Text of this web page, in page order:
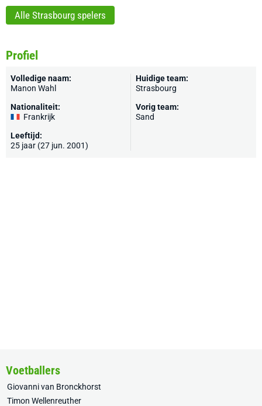
Alle Strasbourg spelers
Profiel
Volledige naam:
Manon Wahl
Nationaliteit:
Frankrijk
Leeftijd:
25 jaar (27 jun. 2001)
Huidige team:
Strasbourg
Vorig team:
Sand
Voetballers
Giovanni van Bronckhorst
Timon Wellenreuther